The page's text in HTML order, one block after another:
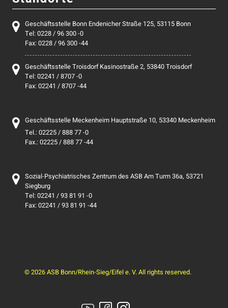
Geschäftsstelle Bonn Endenicher Straße 125, 53115 Bonn
Tel: 0228 / 96 300 -0
Fax: 0228 / 96 300 -44
Geschäftsstelle Troisdorf Kasinostraße 2, 53840 Troisdorf
Tel: 02241 / 8707 -0
Fax: 02241 / 8707 -44
Geschäftsstelle Meckenheim Hauptstraße 10, 53340 Meckenheim
Tel.: 02225 / 888 77 -0
Fax.: 02225 / 888 77 -44
Sozial-Psychiatrisches Zentrum des ASB Am Turm 36a, 53721
Siegburg
Tel: 02241 / 93 81 91 -0
Fax: 02241 / 93 81 91 -44
© 2026 ASB Bonn/Rhein-Sieg/Eifel e. V. All rights reserved.